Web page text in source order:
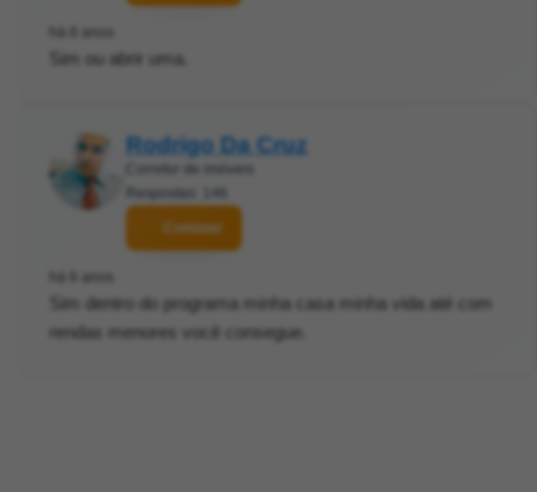
há 6 anos
Sim ou abrir uma.
Rodrigo Da Cruz
Corretor de imóveis
Respostas: 146
Contatar
há 6 anos
Sim dentro do programa minha casa minha vida até com
rendas menores você consegue.